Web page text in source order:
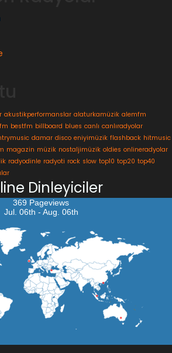
akustikperformanslar alaturkamüzik alemfm
bestfm billboard blues canlı canlıradyolar
damar disco eniyimüzik flashback hitmusic
magazin müzik nostaljimüzik oldies onlineradyolar
radyodinle radyoti rock slow top10 top20 top40
Dinleyiciler
369 Pageviews
Jul. 06th - Aug. 06th